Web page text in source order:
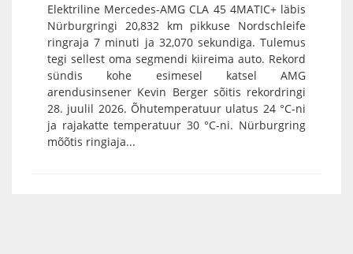
Elektriline Mercedes-AMG CLA 45 4MATIC+ läbis
Nürburgringi 20,832 km pikkuse Nordschleife
ringraja 7 minuti ja 32,070 sekundiga. Tulemus
tegi sellest oma segmendi kiireima auto. Rekord
sündis kohe esimesel katsel AMG
arendusinsener Kevin Berger sõitis rekordringi
28. juulil 2026. Õhutemperatuur ulatus 24 °C-ni
ja rajakatte temperatuur 30 °C-ni. Nürburgring
mõõtis ringiaja...